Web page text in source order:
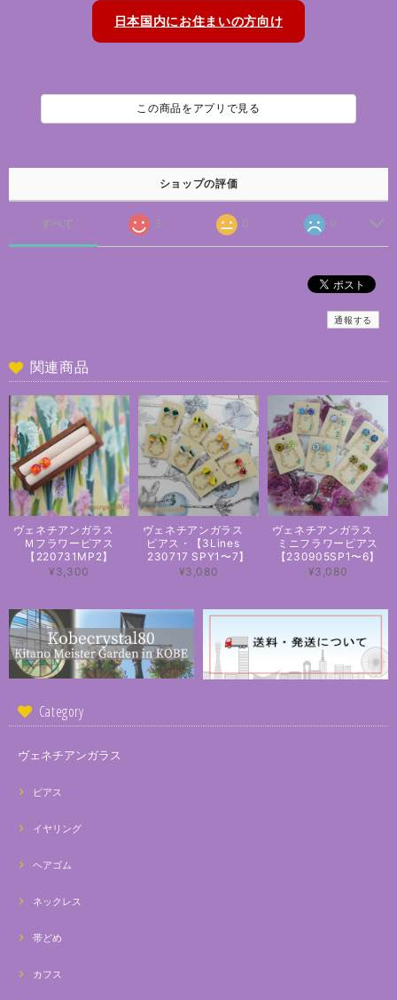
日本国内にお住まいの方向け
この商品をアプリで見る
ショップの評価
すべて 3 0 0
通報する
関連商品
ヴェネチアンガラス
Ｍフラワーピアス
【220731MP2】
¥3,300
ヴェネチアンガラス
ピアス・【3Lines
230717 SPY1〜7】
¥3,080
ヴェネチアンガラス
ミニフラワーピアス
【230905SP1〜6】
¥3,080
Category
ヴェネチアンガラス
ピアス
イヤリング
ヘアゴム
ネックレス
帯どめ
カフス